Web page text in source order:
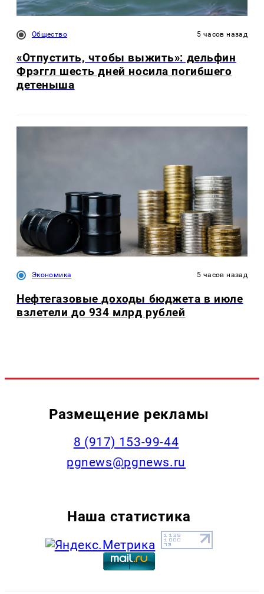
Общество 5 часов назад
«Отпустить, чтобы выжить»: дельфин
Фрэггл шесть дней носила погибшего
детеныша
Экономика 5 часов назад
Нефтегазовые доходы бюджета в июле
взлетели до 934 млрд рублей
Размещение рекламы
‭8 (917) 153-99-44
pgnews@pgnews.ru
Наша статистика